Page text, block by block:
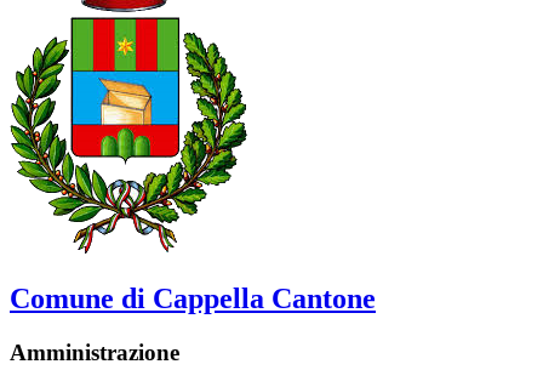
Comune di Cappella Cantone
Amministrazione